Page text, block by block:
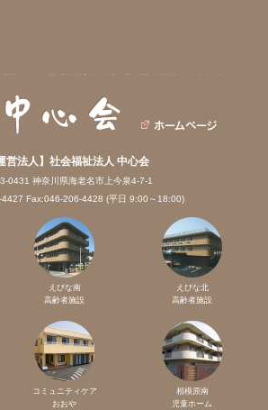
営法人】社会福祉法人 中心会
0431 神奈川県海老名市上今泉4-7-1
4427 Fax:046-206-4428 (平日 9:00～18:00)
えびな南
高齢者施設
えびな北
高齢者施設
コミュニティケア
おおや
相模原南
児童ホーム